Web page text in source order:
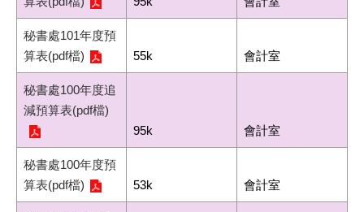
秘書處101年度預
算表(pdf檔)
55k 會計室
秘書處100年度追
減預算表(pdf檔)
95k
會計室
秘書處100年度預
算表(pdf檔)
53k 會計室